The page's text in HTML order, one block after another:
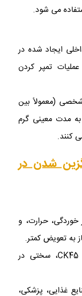
می ‌شود.
ایجاد شده در
تمپر کردن
(معمولاً بین
به مدت معینی گرم
کنند.
شدن در
خوردگی، حرارت، و
به تعویض کمتر.
هزینه بالاتر نسبت به CK45، سختی در
غذایی، پزشکی،